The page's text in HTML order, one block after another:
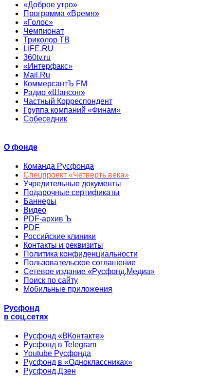
«Доброе утро»
Программа «Время»
«Голос»
Чемпионат
Триколор ТВ
LIFE.RU
360tv.ru
«Интерфакс»
Mail.Ru
КоммерсантЪ FM
Радио «Шансон»
Частный Корреспондент
Группа компаний «Финам»
Собеседник
О фонде
Команда Русфонда
Спецпроект «Четверть века»
Учредительные документы
Подарочные сертификаты
Баннеры
Видео
PDF-архив Ъ
PDF
Российские клиники
Контакты и реквизиты
Политика конфиденциальности
Пользовательское соглашение
Сетевое издание «Русфонд.Медиа»
Поиск по сайту
Мобильные приложения
Русфонд
в соц.сетях
Русфонд «ВКонтакте»
Русфонд в Telegram
Youtube Русфонда
Русфонд в «Одноклассниках»
Русфонд.Дзен